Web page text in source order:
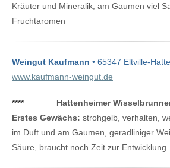
Kräuter und Mineralik, am Gaumen viel
Fruchtaromen
Weingut Kaufmann • 65347 Eltville-
www.kaufmann-weingut.de
****
Hattenheimer
Erstes Gewächs: strohgelb, verhalten,
im Duft und am Gaumen, geradliniger
Säure, braucht noch Zeit zur Entwicklung